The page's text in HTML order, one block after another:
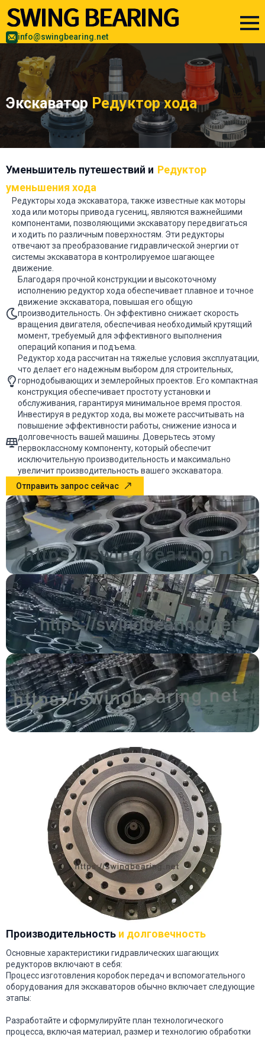
info@swingbearing.net
Экскаватор Редуктор хода
Уменьшитель путешествий и Редуктор
уменьшения хода
Редукторы хода экскаватора, также известные как моторы
хода или моторы привода гусениц, являются важнейшими
компонентами, позволяющими экскаватору передвигаться
и ходить по различным поверхностям. Эти редукторы
отвечают за преобразование гидравлической энергии от
системы экскаватора в контролируемое шагающее
движение.
Благодаря прочной конструкции и высокоточному
исполнению редуктор хода обеспечивает плавное и точное
движение экскаватора, повышая его общую
производительность. Он эффективно снижает скорость
вращения двигателя, обеспечивая необходимый крутящий
момент, требуемый для эффективного выполнения
операций копания и подъема.
Редуктор хода рассчитан на тяжелые условия эксплуатации,
что делает его надежным выбором для строительных,
горнодобывающих и землеройных проектов. Его компактная
конструкция обеспечивает простоту установки и
обслуживания, гарантируя минимальное время простоя.
Инвестируя в редуктор хода, вы можете рассчитывать на
повышение эффективности работы, снижение износа и
долговечность вашей машины. Доверьтесь этому
первоклассному компоненту, который обеспечит
исключительную производительность и максимально
увеличит производительность вашего экскаватора.
Отправить запрос сейчас
Производительность и долговечность
Основные характеристики гидравлических шагающих
редукторов включают в себя:
Процесс изготовления коробок передач и вспомогательного
оборудования для экскаваторов обычно включает следующие
этапы:
Разработайте и сформулируйте план технологического
процесса, включая материал, размер и технологию обработки